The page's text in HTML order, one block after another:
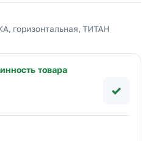
горизонтальная, ТИТАН
товара
✓